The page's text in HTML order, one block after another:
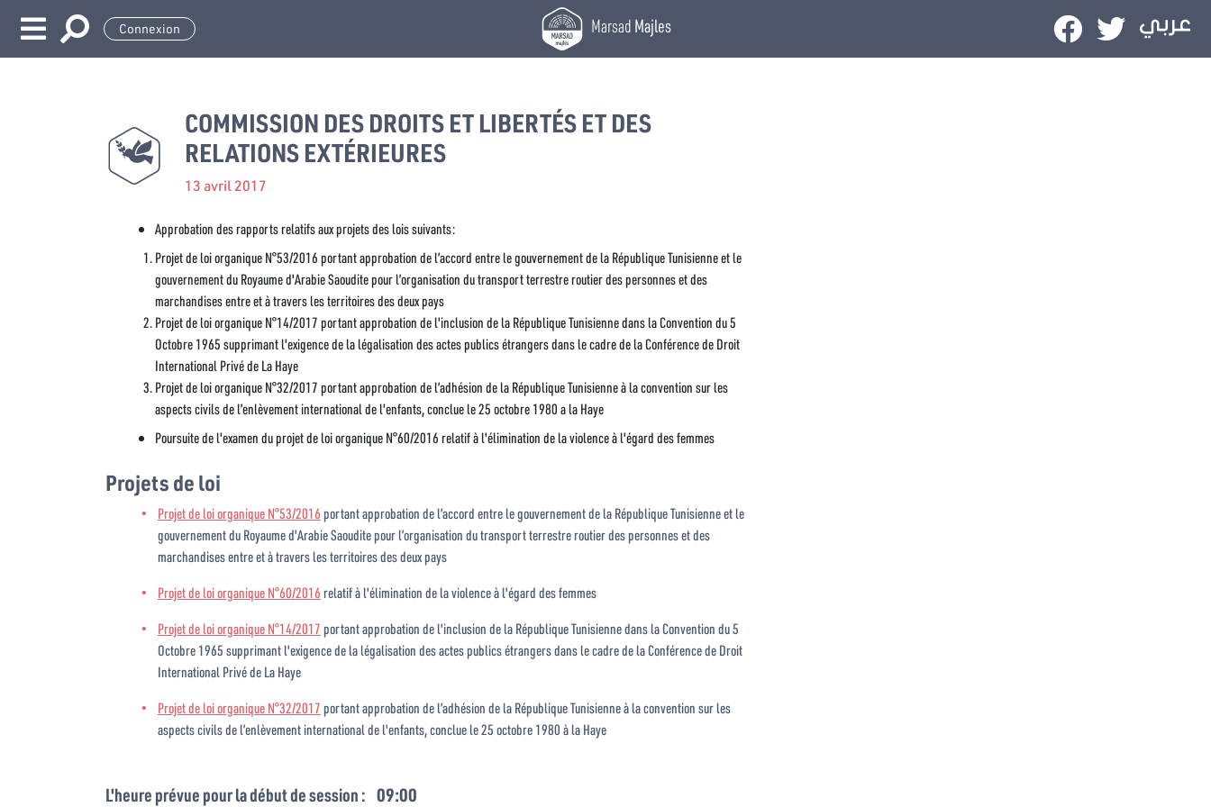
Connexion MarsadMajles
COMMISSION DES DROITS ET LIBERTÉS ET DES
RELATIONS EXTÉRIEURES
13 avril 2017
Approbation des rapports relatifs aux projets des lois suivants:
Projet de loi organique N°53/2016 portant approbation de l’accord entre le gouvernement de la République Tunisienne et le
gouvernement du Royaume d'Arabie Saoudite pour l’organisation du transport terrestre routier des personnes et des
marchandises entre et à travers les territoires des deux pays
Projet de loi organique N°14/2017 portant approbation de l'inclusion de la République Tunisienne dans la Convention du 5
Octobre 1965 supprimant l'exigence de la légalisation des actes publics étrangers dans le cadre de la Conférence de Droit
International Privé de La Haye
Projet de loi organique N°32/2017 portant approbation de l’adhésion de la République Tunisienne à la convention sur les
aspects civils de l’enlèvement international de l'enfants, conclue le 25 octobre 1980 a la Haye
Poursuite de l'examen du projet de loi organique N°60/2016 relatif à l'élimination de la violence à l'égard des femmes
Projets de loi
Projet de loi organique N°53/2016portant approbation de l’accord entre le gouvernement de la République Tunisienne et le
gouvernement du Royaume d'Arabie Saoudite pour l’organisation du transport terrestre routier des personnes et des
marchandises entre et à travers les territoires des deux pays
Projet de loi organique N°60/2016relatif à l'élimination de la violence à l'égard des femmes
Projet de loi organique N°14/2017portant approbation de l'inclusion de la République Tunisienne dans la Convention du 5
Octobre 1965 supprimant l'exigence de la légalisation des actes publics étrangers dans le cadre de la Conférence de Droit
International Privé de La Haye
Projet de loi organique N°32/2017portant approbation de l’adhésion de la République Tunisienne à la convention sur les
aspects civils de l’enlèvement international de l'enfants, conclue le 25 octobre 1980 à la Haye
L'heure prévue pour la début de session : 09:00